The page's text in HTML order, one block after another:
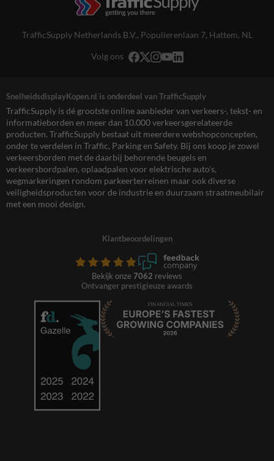
TrafficSupply Netherlands B.V., Populierenlaan 7, Hattem, NL
Volg ons
SnelheidsdisplayKopen.nl is onderdeel van TrafficSupply
TrafficSupply is dé grootste online aanbieder van verkeers-, tekst- en
informatieborden en meer dan 10.000 verkeersgerelateerde
producten. TrafficSupply bestaat uit meerdere webshopconcepten,
onder te verdelen in Traffic, Parking en Safety. Bij ons koop je zowel
verkeersborden met de daarbij behorende beugels en
verkeersbordpalen, oplaadpalen voor elektrische auto’s,
wegmarkeringen rondom parkeerterreinen maar ook diverse
veiligheidsproducten voor de industrie en duurzaam straatmeubilair
met een mooi design.
Klantbeoordelingen
Bekijk onze 7062 reviews
Ontvanger prestigieuze awards